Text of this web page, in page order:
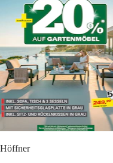
Höffner